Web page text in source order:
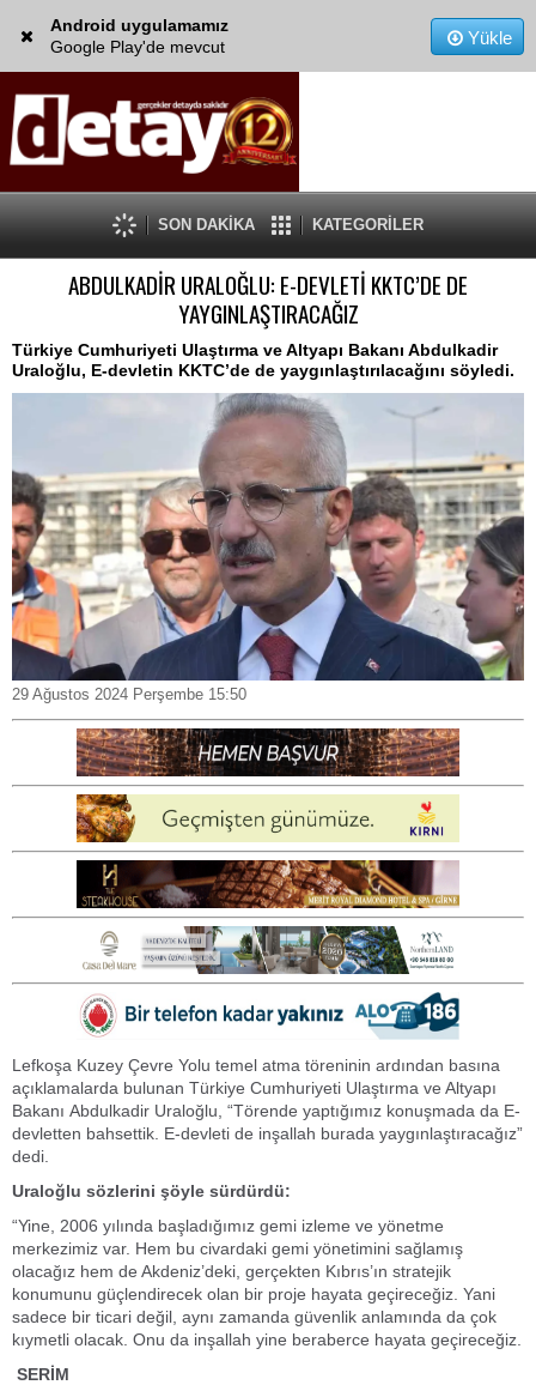
Android uygulamamız
Google Play'de mevcut
Yükle
SON DAKİKA KATEGORİLER
ABDULKADİR URALOĞLU: E-DEVLETİ KKTC’DE DE
YAYGINLAŞTIRACAĞIZ
Türkiye Cumhuriyeti Ulaştırma ve Altyapı Bakanı Abdulkadir
Uraloğlu, E-devletin KKTC’de de yaygınlaştırılacağını söyledi.
29 Ağustos 2024 Perşembe 15:50
Lefkoşa Kuzey Çevre Yolu temel atma töreninin ardından basına
açıklamalarda bulunan Türkiye Cumhuriyeti Ulaştırma ve Altyapı
Bakanı Abdulkadir Uraloğlu, “Törende yaptığımız konuşmada da E-
devletten bahsettik. E-devleti de inşallah burada yaygınlaştıracağız”
dedi.
Uraloğlu sözlerini şöyle sürdürdü:
“Yine, 2006 yılında başladığımız gemi izleme ve yönetme
merkezimiz var. Hem bu civardaki gemi yönetimini sağlamış
olacağız hem de Akdeniz’deki, gerçekten Kıbrıs’ın stratejik
konumunu güçlendirecek olan bir proje hayata geçireceğiz. Yani
sadece bir ticari değil, aynı zamanda güvenlik anlamında da çok
kıymetli olacak. Onu da inşallah yine beraberce hayata geçireceğiz.
SERİM